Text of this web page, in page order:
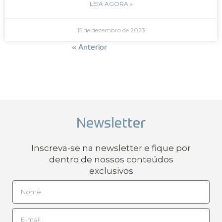
LEIA AGORA »
15 de dezembro de 2023
« Anterior
Newsletter
Inscreva-se na newsletter e fique por
dentro de nossos conteúdos
exclusivos